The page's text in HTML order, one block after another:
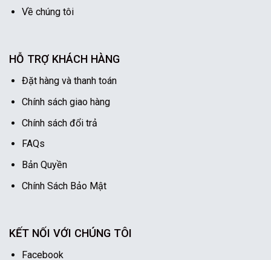
Về chúng tôi
HỖ TRỢ KHÁCH HÀNG
Đặt hàng và thanh toán
Chính sách giao hàng
Chính sách đổi trả
FAQs
Bản Quyền
Chính Sách Bảo Mật
KẾT NỐI VỚI CHÚNG TÔI
Facebook